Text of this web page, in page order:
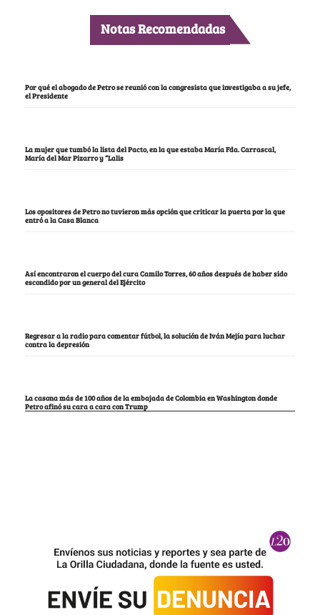
Notas Recomendadas
Por qué el abogado de Petro se reunió con la congresista que investigaba a su jefe,
el Presidente
La mujer que tumbó la lista del Pacto, en la que estaba María Fda. Carrascal,
María del Mar Pizarro y “Lalis
Los opositores de Petro no tuvieron más opción que criticar la puerta por la que
entró a la Casa Blanca
Así encontraron el cuerpo del cura Camilo Torres, 60 años después de haber sido
escondido por un general del Ejército
Regresar a la radio para comentar fútbol, la solución de Iván Mejía para luchar
contra la depresión
La casona más de 100 años de la embajada de Colombia en Washington donde
Petro afinó su cara a cara con Trump